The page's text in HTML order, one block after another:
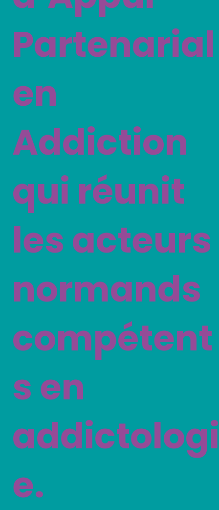
Partenarial
en
Addiction
qui réunit
les acteurs
normands
compétent
s en
addictologi
e.